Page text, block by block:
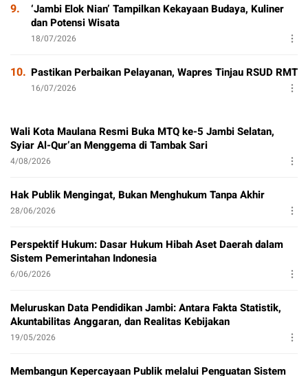
9.
‘Jambi Elok Nian’ Tampilkan Kekayaan Budaya, Kuliner
dan Potensi Wisata
18/07/2026
10. Pastikan Perbaikan Pelayanan, Wapres Tinjau RSUD RMT
16/07/2026
Wali Kota Maulana Resmi Buka MTQ ke-5 Jambi Selatan,
Syiar Al-Qur’an Menggema di Tambak Sari
4/08/2026
Hak Publik Mengingat, Bukan Menghukum Tanpa Akhir
28/06/2026
Perspektif Hukum: Dasar Hukum Hibah Aset Daerah dalam
Sistem Pemerintahan Indonesia
6/06/2026
Meluruskan Data Pendidikan Jambi: Antara Fakta Statistik,
Akuntabilitas Anggaran, dan Realitas Kebijakan
19/05/2026
Membangun Kepercayaan Publik melalui Penguatan Sistem